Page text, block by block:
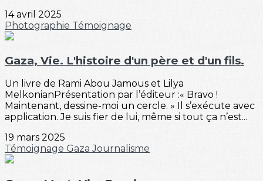
14 avril 2025
Photographie Témoignage
Gaza, Vie. L'histoire d'un père et d'un fils.
Un livre de Rami Abou Jamous et Lilya
MelkonianPrésentation par l’éditeur :« Bravo !
Maintenant, dessine-moi un cercle. » Il s’exécute avec
application. Je suis fier de lui, même si tout ça n’est...
19 mars 2025
Témoignage GazaJournalisme